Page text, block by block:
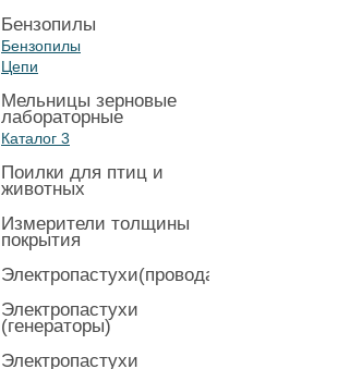
Бензопилы
Бензопилы
Цепи
Мельницы зерновые
лабораторные
Каталог 3
Поилки для птиц и
животных
Измерители толщины
покрытия
Электропастухи(провода)
Электропастухи
(генераторы)
Электропастухи